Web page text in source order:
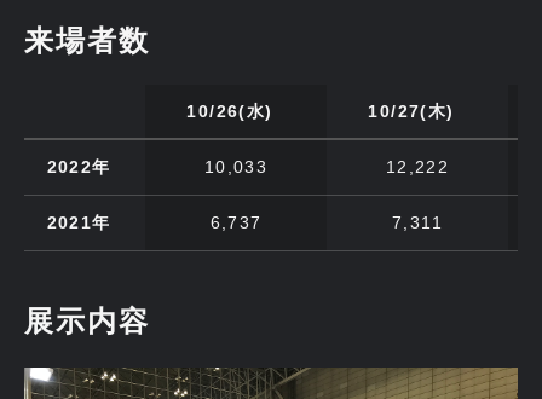
来場者数
10/26(水) 10/27(木)
2022年 10,033 12,222
2021年 6,737 7,311
展示内容